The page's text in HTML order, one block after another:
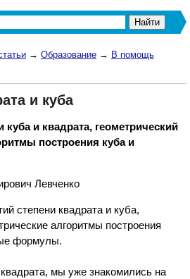
→ Образование → В помощь
и куба
куба и квадрата, геометрический
построения куба и
Левченко
степени квадрата и куба,
алгоритмы построения
формулы.
мы уже знакомились на